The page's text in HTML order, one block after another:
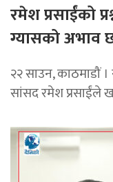
रमेश प्रसाईंको
ग्यासको अभाव
२२ साउन, काठमाडौं ।
सांसद रमेश प्रसाईंले